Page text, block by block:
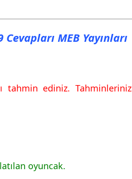
MEB
MEB Yayınları
tahmin ediniz.
oyuncak.